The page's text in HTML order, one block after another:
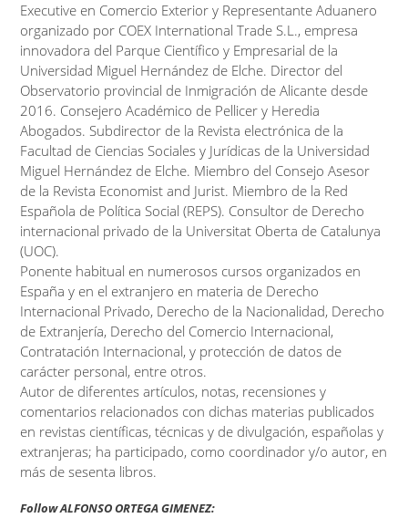
Executive en Comercio Exterior y Representante Aduanero
organizado por COEX International Trade S.L., empresa
innovadora del Parque Científico y Empresarial de la
Universidad Miguel Hernández de Elche. Director del
Observatorio provincial de Inmigración de Alicante desde
2016. Consejero Académico de Pellicer y Heredia
Abogados. Subdirector de la Revista electrónica de la
Facultad de Ciencias Sociales y Jurídicas de la Universidad
Miguel Hernández de Elche. Miembro del Consejo Asesor
de la Revista Economist and Jurist. Miembro de la Red
Española de Política Social (REPS). Consultor de Derecho
internacional privado de la Universitat Oberta de Catalunya
(UOC).
Ponente habitual en numerosos cursos organizados en
España y en el extranjero en materia de Derecho
Internacional Privado, Derecho de la Nacionalidad, Derecho
de Extranjería, Derecho del Comercio Internacional,
Contratación Internacional, y protección de datos de
carácter personal, entre otros.
Autor de diferentes artículos, notas, recensiones y
comentarios relacionados con dichas materias publicados
en revistas científicas, técnicas y de divulgación, españolas y
extranjeras; ha participado, como coordinador y/o autor, en
más de sesenta libros.
Follow ALFONSO ORTEGA GIMENEZ: